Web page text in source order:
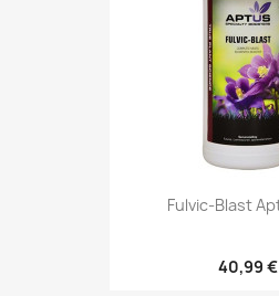
Fulvic-Blast
40,99 €